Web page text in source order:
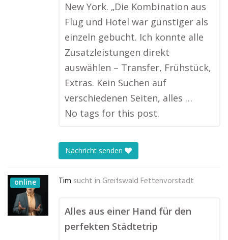
New York. „Die Kombination aus
Flug und Hotel war günstiger als
einzeln gebucht. Ich konnte alle
Zusatzleistungen direkt
auswählen – Transfer, Frühstück,
Extras. Kein Suchen auf
verschiedenen Seiten, alles …
No tags for this post.
Nachricht senden
online Tim sucht in Greifswald Fettenvorstadt
Alles aus einer Hand für den
perfekten Städtetrip